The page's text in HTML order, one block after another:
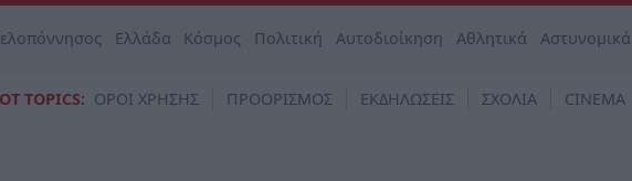
Ελλάδα Κόσμος Πολιτική Αυτοδιοίκηση Αθλητικά Αστυνομικά
TOPICS: ΟΡΟΙ ΧΡΗΣΗΣ ΠΡΟΟΡΙΣΜΟΣ ΕΚΔΗΛΩΣΕΙΣ ΣΧΟΛΙΑ CINEMA